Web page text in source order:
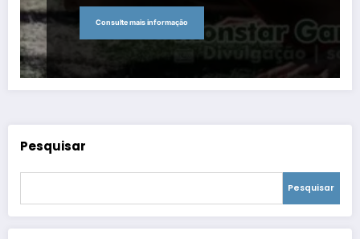
Consulte mais informação
Pesquisar
Pesquisar